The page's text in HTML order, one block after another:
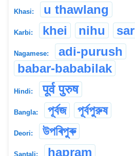
Khasi: u thawlang
Karbi: khei nihu sar
Nagamese:
adi-purush
babar-bababilak
Hindi: पूर्व पुरुष
Bangla: পূর্বজ পূর্বপুরুষ
Deori: উপৰিপুৰু
Santali: hapṛam